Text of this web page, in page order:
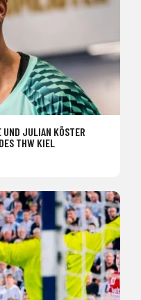
UND JULIAN KÖSTER
THW KIEL